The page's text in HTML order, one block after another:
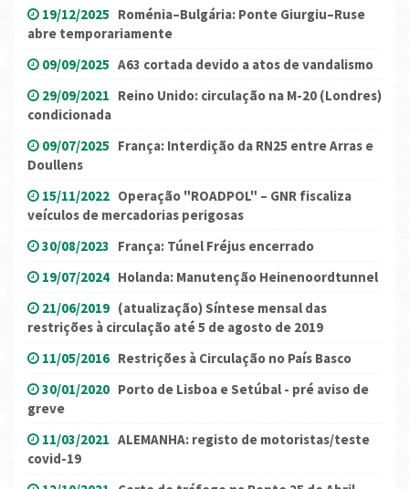
19/12/2025 Roménia–Bulgária: Ponte Giurgiu–Ruse
abre temporariamente
09/09/2025 A63 cortada devido a atos de vandalismo
29/09/2021 Reino Unido: circulação na M-20 (Londres)
condicionada
09/07/2025 França: Interdição da RN25 entre Arras e
Doullens
15/11/2022 Operação "ROADPOL" – GNR fiscaliza
veículos de mercadorias perigosas
30/08/2023 França: Túnel Fréjus encerrado
19/07/2024 Holanda: Manutenção Heinenoordtunnel
21/06/2019 (atualização) Síntese mensal das
restrições à circulação até 5 de agosto de 2019
11/05/2016 Restrições à Circulação no País Basco
30/01/2020 Porto de Lisboa e Setúbal - pré aviso de
greve
11/03/2021 ALEMANHA: registo de motoristas/teste
covid-19